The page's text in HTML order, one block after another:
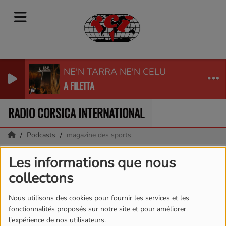
Les informations que nous
collectons
Nous utilisons des cookies pour fournir les services et les
fonctionnalités proposés sur notre site et pour améliorer
l'expérience de nos utilisateurs.
NE'N TARRA NE'N CELU
A FILETTA
RADIO CORSICA INTERNATIONAL
Podcasts magazine des sports
magazine des sports